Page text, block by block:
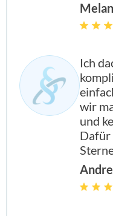
Ich
wir
und
Dafür